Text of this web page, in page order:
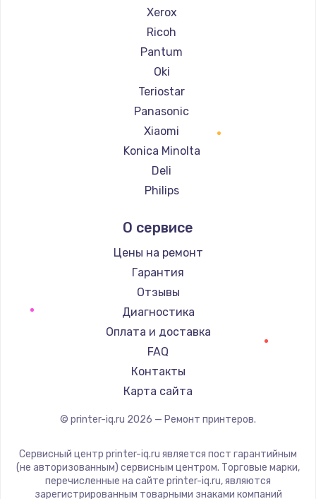
Xerox
Ricoh
Pantum
Oki
Teriostar
Panasonic
Xiaomi
Konica Minolta
Deli
Philips
Kodak
Lexmark
Sharp
TSC
Fujitsu
Godex
О сервисе
Цены на ремонт
Гарантия
Отзывы
Диагностика
Оплата и доставка
FAQ
Контакты
Карта сайта
© printer-iq.ru 2026 — Ремонт принтеров.
Сервисный центр printer-iq.ru является пост гарантийным
(не авторизованным) сервисным центром. Торговые марки,
перечисленные на сайте printer-iq.ru, являются
зарегистрированным товарными знаками компаний